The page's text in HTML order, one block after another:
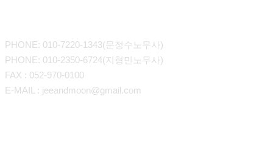
PHONE: 010-7220-1343(문정수노무사)
PHONE: 010-2350-6724(지형민노무사)
FAX : 052-970-0100
E-MAIL : jeeandmoon@gmail.com